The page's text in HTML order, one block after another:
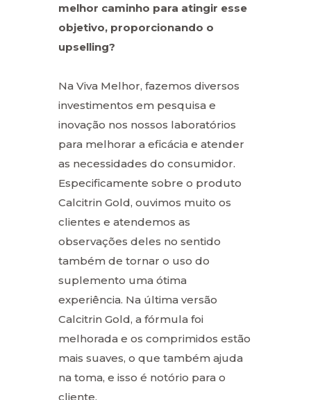
melhor caminho para atingir esse
objetivo, proporcionando o
upselling?
Na Viva Melhor, fazemos diversos
investimentos em pesquisa e
inovação nos nossos laboratórios
para melhorar a eficácia e atender
as necessidades do consumidor.
Especificamente sobre o produto
Calcitrin Gold, ouvimos muito os
clientes e atendemos as
observações deles no sentido
também de tornar o uso do
suplemento uma ótima
experiência. Na última versão
Calcitrin Gold, a fórmula foi
melhorada e os comprimidos estão
mais suaves, o que também ajuda
na toma, e isso é notório para o
cliente.